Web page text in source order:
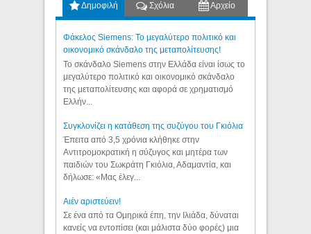
Δημοφιλή Σχόλια Αρχείο
Φάκελος Siemens: Το μεγαλύτερο πολιτικό και
οικονομικό σκάνδαλο της μεταπολίτευσης!
Το σκάνδαλο Siemens στην Ελλάδα είναι ίσως το
μεγαλύτερο πολιτικό και οικονομικό σκάνδαλο
της μεταπολίτευσης και αφορά σε χρηματισμό
Ελλήν...
Συγκλονίζει η κατάθεση της συζύγου του Γκιόλια
Έπειτα από 3,5 χρόνια κλήθηκε στην
Αντιτρομοκρατική η σύζυγος και μητέρα των
παιδιών του Σωκράτη Γκιόλια, Αδαμαντία, και
δήλωσε: «Μας έλεγ...
Aιέν αριστεύειν!
Σε ένα από τα Ομηρικά έπη, την Ιλιάδα, δύναται
κανείς να εντοπίσει (και μάλιστα δύο φορές) μια